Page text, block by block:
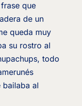
que
de un
queda muy
su rostro al
todo
bailaba al